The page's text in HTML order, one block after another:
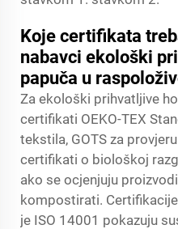
Koje certifikata
nabavci ekološki
papuča u
Za ekološki prihvatljive
certifikati OEKO-TEX
tekstila, GOTS za
certifikati o biološkoj
ako se ocjenjuju
kompostirati.
je ISO 14001 pokazuju